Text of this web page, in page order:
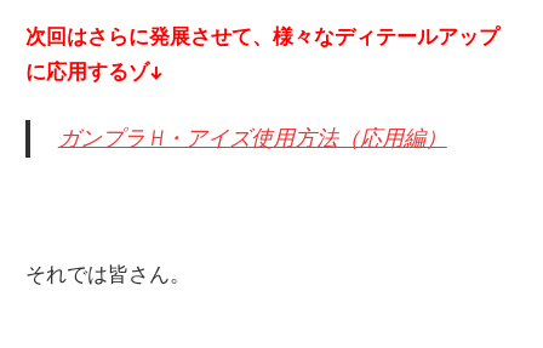
次回はさらに発展させて、様々なディテールアップ
に応用するゾ↓
ガンプラ H・アイズ使用方法（応用編）
それでは皆さん。